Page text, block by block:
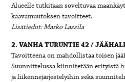
Alueelle tutkitaan soveltuvaa
kaavamuutoksen tavoitteet.
Lisätiedot: Marko Lassila
2. VANHA TURUNTIE 42 /
Tavoitteena on mahdollistaa toisen
Suunnittelussa kiinnitetään erityistä
ja liikennejärjestelyihin sekä